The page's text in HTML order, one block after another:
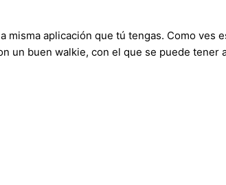
aplicación que tú tengas. Como ves
un buen walkie, con el que se puede tener